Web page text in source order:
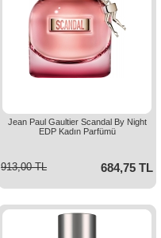
Jean Paul Gaultier Scandal By Night
EDP Kadın Parfümü
684,75 TL
913,00 TL